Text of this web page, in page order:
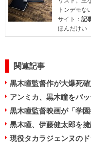
トンデモな
サイト： 記
ほんだけい
関連記事
黒木瞳監督作が大爆死確
アンミカ、黒木瞳をバ
黒木瞳監督映画が「学園
黒木瞳、伊藤健太郎を
現役タカラジェンヌの